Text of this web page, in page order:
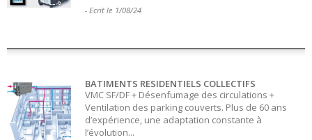
- Ecrit le 1/08/24
BATIMENTS RESIDENTIELS COLLECTIFS
VMC SF/DF + Désenfumage des circulations +
Ventilation des parking couverts. Plus de 60 ans
d’expérience, une adaptation constante à
l’évolution...